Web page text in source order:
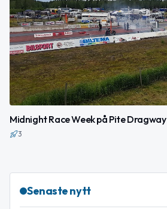
Midnight Race Week på Pite Dragway
3
Senaste nytt